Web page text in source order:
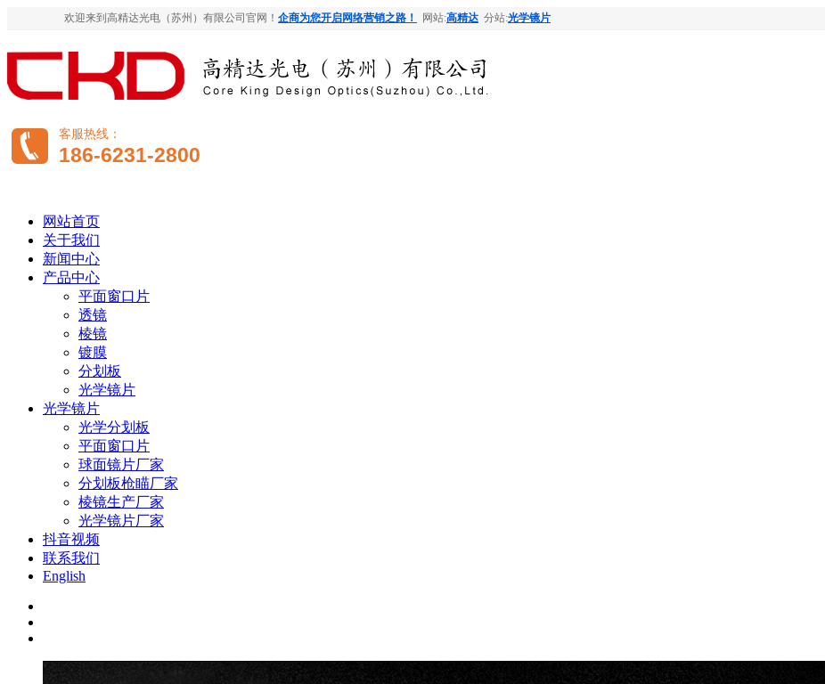
欢迎来到高精达光电（苏州）有限公司官网！ 企商为您开启网络营销之路！ 网站:高精达 分站:光学镜片
客服热线：
186-6231-2800
网站首页
关于我们
新闻中心
产品中心
平面窗口片
透镜
棱镜
镀膜
分划板
光学镜片
光学镜片
光学分划板
平面窗口片
球面镜片厂家
分划板枪瞄厂家
棱镜生产厂家
光学镜片厂家
抖音视频
联系我们
English